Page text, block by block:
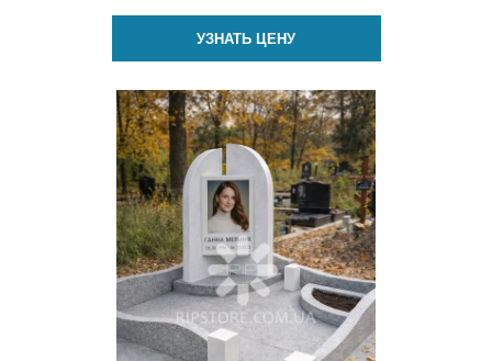
УЗНАТЬ ЦЕНУ